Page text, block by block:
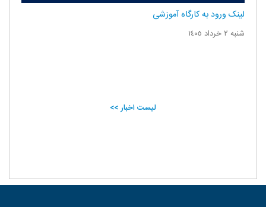
لینک ورود به کارگاه آموزشی
شنبه ٢ خرداد ١٤٠٥
لیست اخبار >>